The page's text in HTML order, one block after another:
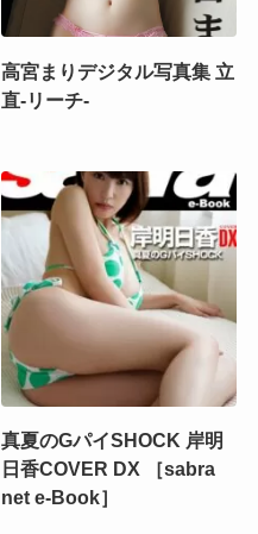
高宮まりデジタル写真集 立
直-リーチ-
真夏のGパイSHOCK 岸明
日香COVER DX ［sabra
net e-Book］